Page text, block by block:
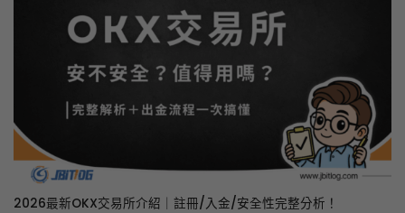
2026最新OKX交易所介紹｜註冊/入金/安全性完整分析！